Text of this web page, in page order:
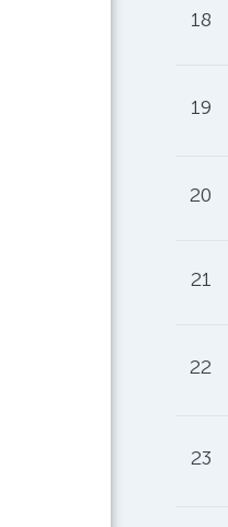
18
19
20
21
22
23